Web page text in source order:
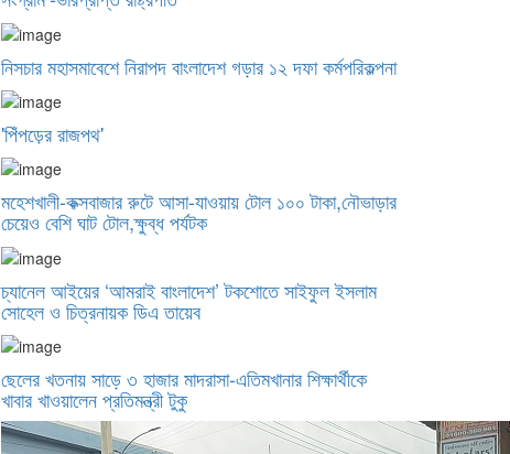
নিসচার মহাসমাবেশে নিরাপদ বাংলাদেশ গড়ার ১২ দফা কর্মপরিকল্পনা
'পিঁপড়ের রাজপথ'
মহেশখালী-কক্সবাজার রুটে আসা-যাওয়ায় টোল ১০০ টাকা,নৌভাড়ার
চেয়েও বেশি ঘাট টোল,ক্ষুব্ধ পর্যটক
চ্যানেল আইয়ের ‘আমরাই বাংলাদেশ’ টকশোতে সাইফুল ইসলাম
সোহেল ও চিত্রনায়ক ডিএ তায়েব
ছেলের খতনায় সাড়ে ৩ হাজার মাদরাসা-এতিমখানার শিক্ষার্থীকে
খাবার খাওয়ালেন প্রতিমন্ত্রী টুকু